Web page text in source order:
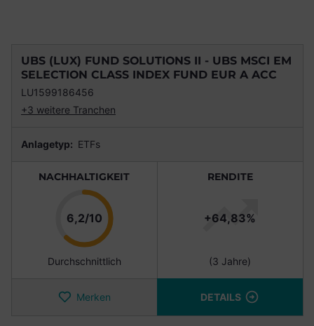
UBS (LUX) FUND SOLUTIONS II - UBS MSCI EM
SELECTION CLASS INDEX FUND EUR A ACC
LU1599186456
+3 weitere Tranchen
Anlagetyp: ETFs
NACHHALTIGKEIT
6,2/10Punkte
Durchschnittlich
RENDITE
+64,83%
(3 Jahre)
Merken DETAILS